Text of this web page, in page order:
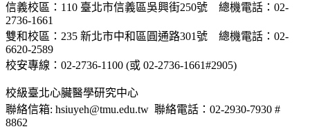
信義校區：110 臺北市信義區吳興街250號 總機電話：02-
2736-1661
雙和校區：235 新北市中和區圓通路301號 總機電話：02-
6620-2589
校安專線：02-2736-1100 (或 02-2736-1661#2905)
校級臺北心臟醫學研究中心
聯絡信箱: hsiuyeh@tmu.edu.tw 聯絡電話：02-2930-7930 #
8862